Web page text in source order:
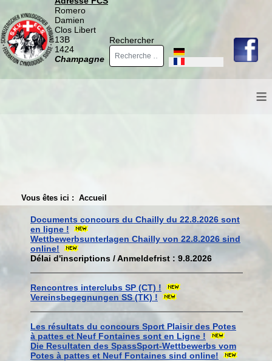
Romero
Damien
Clos Libert
13B
1424
Champagne
Rechercher
Sélectionnez votre langue
≡
Vous êtes ici : Accueil
Documents concours du Chailly du 22.8.2026 sont
en ligne !
Wettbewerbsunterlagen Chailly von 22.8.2026 sind
online!
Délai d'inscriptions / Anmeldefrist : 9.8.2026
Rencontres interclubs SP (CT) !
Vereinsbegegnungen SS (TK) !
Les résultats du concours Sport Plaisir des Potes
à pattes et Neuf Fontaines sont en Ligne !
Die Resultaten des SpassSport-Wettbewerbs vom
Potes à pattes et Neuf Fontaines sind online!